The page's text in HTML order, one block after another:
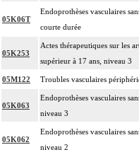
05K06T
Endoprothèses vasculaires
courte durée
05K253
Actes thérapeutiques sur les
supérieur à 17 ans, niveau 3
05M122 Troubles vasculaires
05K063
Endoprothèses vasculaires
niveau 3
05K062
Endoprothèses vasculaires
niveau 2